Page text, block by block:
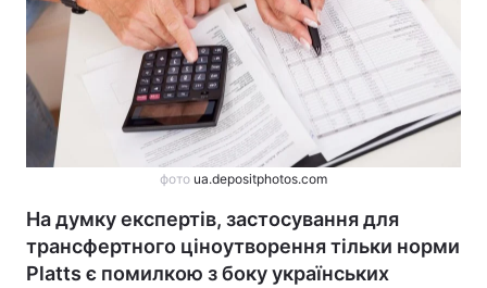
фото ua.depositphotos.com
На думку експертів, застосування для
трансфертного ціноутворення тільки норми
Platts є помилкою з боку українських